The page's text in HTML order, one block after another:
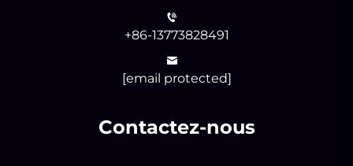
+86-13773828491
[email protected]
Contactez-nous